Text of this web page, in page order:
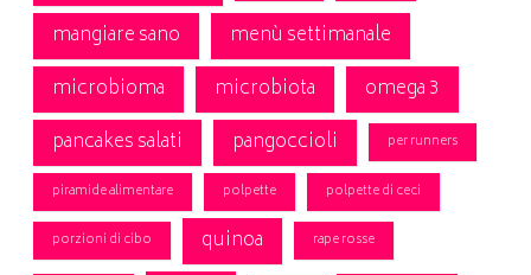
mangiare sano
menù settimanale
microbioma
microbiota
omega 3
pancakes salati
pangoccioli per runners
piramide alimentare polpette polpette di ceci
porzioni di cibo quinoa rape rosse